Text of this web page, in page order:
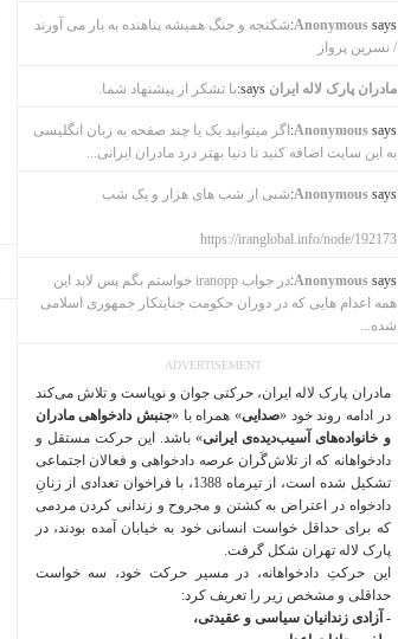
Anonymoussays:
شکنجه و جنگ همیشه پناهنده به بار می آورند
/ نسرین پرواز
مادران پارک لاله ایران says: با تشکر از پیشنهاد شما.
Anonymoussays:
اگر میتوانید یک یا چند صفحه به زبان انگلیسی
به این سایت اضافه کنید تا دنیا بهتر درد مادران ایرانی...
Anonymoussays: شبی از شب های هزار و یک شب
https://iranglobal.info/node/192173
Anonymoussays:
در جواب iranopp خواستم بگم پس لابد این
همه اعدام هایی که در دوران حکومت جنایتکار جمهوری اسلامی
شده...
ADVERTISEMENT
مادران پارک لاله ایران، حرکتی جوان و نوپاست و تلاش می‌کند
در ادامه روند خود «صدایی» همراه با «جنبش دادخواهی مادران
و خانواده‌های آسیب‌دیده‌ی ایرانی» باشد. این حرکت مستقل و
دادخواهانه که از تلاش‌گَران عرصه دادخواهی و فعالان اجتماعی
تشکیل شده است، از تیرماه 1388، با فراخوان تعدادی از زنانِ
دادخواه در اعتراض به کشتن و مجروح و زندانی کردن مردمی
که برای حداقل خواست انسانی خود به خیابان آمده بودند، در
پارک لاله تهران شکل گرفت.
این حرکتِ دادخواهانه، در مسیر حرکت خود، سه خواست
حداقلی و مشخص زیر را تعریف کرد:
- آزادی زندانیان سیاسی و عقیدتی،